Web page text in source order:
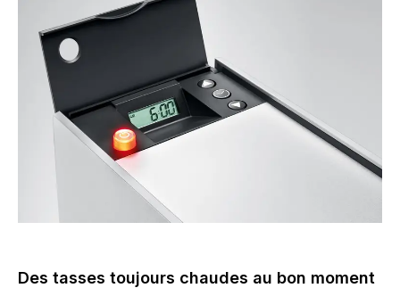
Des tasses toujours chaudes au bon moment